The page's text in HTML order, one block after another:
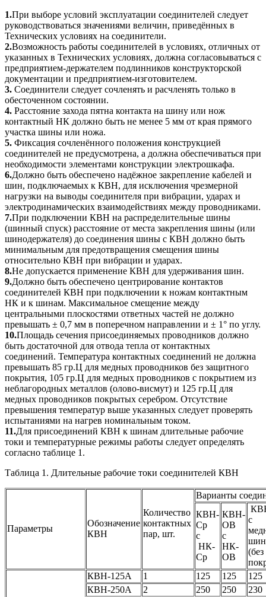
1.При выборе условий эксплуатации соединителей следует
руководствоваться значениями величин, приведённых в
Технических условиях на соединители.
2.Возможность работы соединителей в условиях, отличных от
указанных в Технических условиях, должна согласовываться с
предприятием-держателем подлинников конструкторской
документации и предприятием-изготовителем.
3. Соединители следует сочленять и расчленять только в
обесточенном состоянии.
4. Расстояние захода пятна контакта на шину или нож
контактный НК должно быть не менее 5 мм от края прямого
участка шины или ножа.
5. Фиксация сочленённого положения конструкцией
соединителей не предусмотрена, а должна обеспечиваться при
необходимости элементами конструкции электрошкафа.
6.Должно быть обеспечено надёжное закрепление кабелей и
шин, подключаемых к КВН, для исключения чрезмерной
нагрузки на выводы соединителя при вибрации, ударах и
электродинамических взаимодействиях между проводниками.
7.При подключении КВН на распределительные шины
(шинный спуск) расстояние от места закрепления шины (или
шинодержателя) до соединения шины с КВН должно быть
минимальным для предотвращения смещения шины
относительно КВН при вибрации и ударах.
8.Не допускается применение КВН для удерживания шин.
9.Должно быть обеспечено центрирование контактов
соединителей КВН при подключении к ножам контактным
НК и к шинам. Максимальное смещение между
центральными плоскостями ответных частей не должно
превышать ± 0,7 мм в поперечном направлении и ± 1° по углу.
10.Площадь сечения присоединяемых проводников должно
быть достаточной для отвода тепла от контактных
соединений. Температура контактных соединений не должна
превышать 85 гр.Ц для медных проводников без защитного
покрытия, 105 гр.Ц для медных проводников с покрытием из
неблагородных металлов (олово-висмут) и 125 гр.Ц для
медных проводников покрытых серебром. Отсутствие
превышения температур выше указанных следует проверять
испытаниями на нагрев номинальным током.
11.Для присоединений КВН к шинам длительные рабочие
токи и температурные режимы работы следует определять
согласно таблице 1.
Таблица 1. Длительные рабочие токи соединителей КВН
Параметры
Обозначение
КВН
Количество
контактных
пар, шт.
Варианты
КВН-
Ср
с
НК-
Ср
КВН-
ОВ
с
НК-
ОВ
с
(без
КВН-125А 1 125 125
125
КВН-250А
2 250 250
230